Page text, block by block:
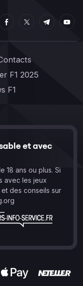
F1 2025
F1
et avec
18 ans ou plus. Si
avec les jeux
des conseils sur